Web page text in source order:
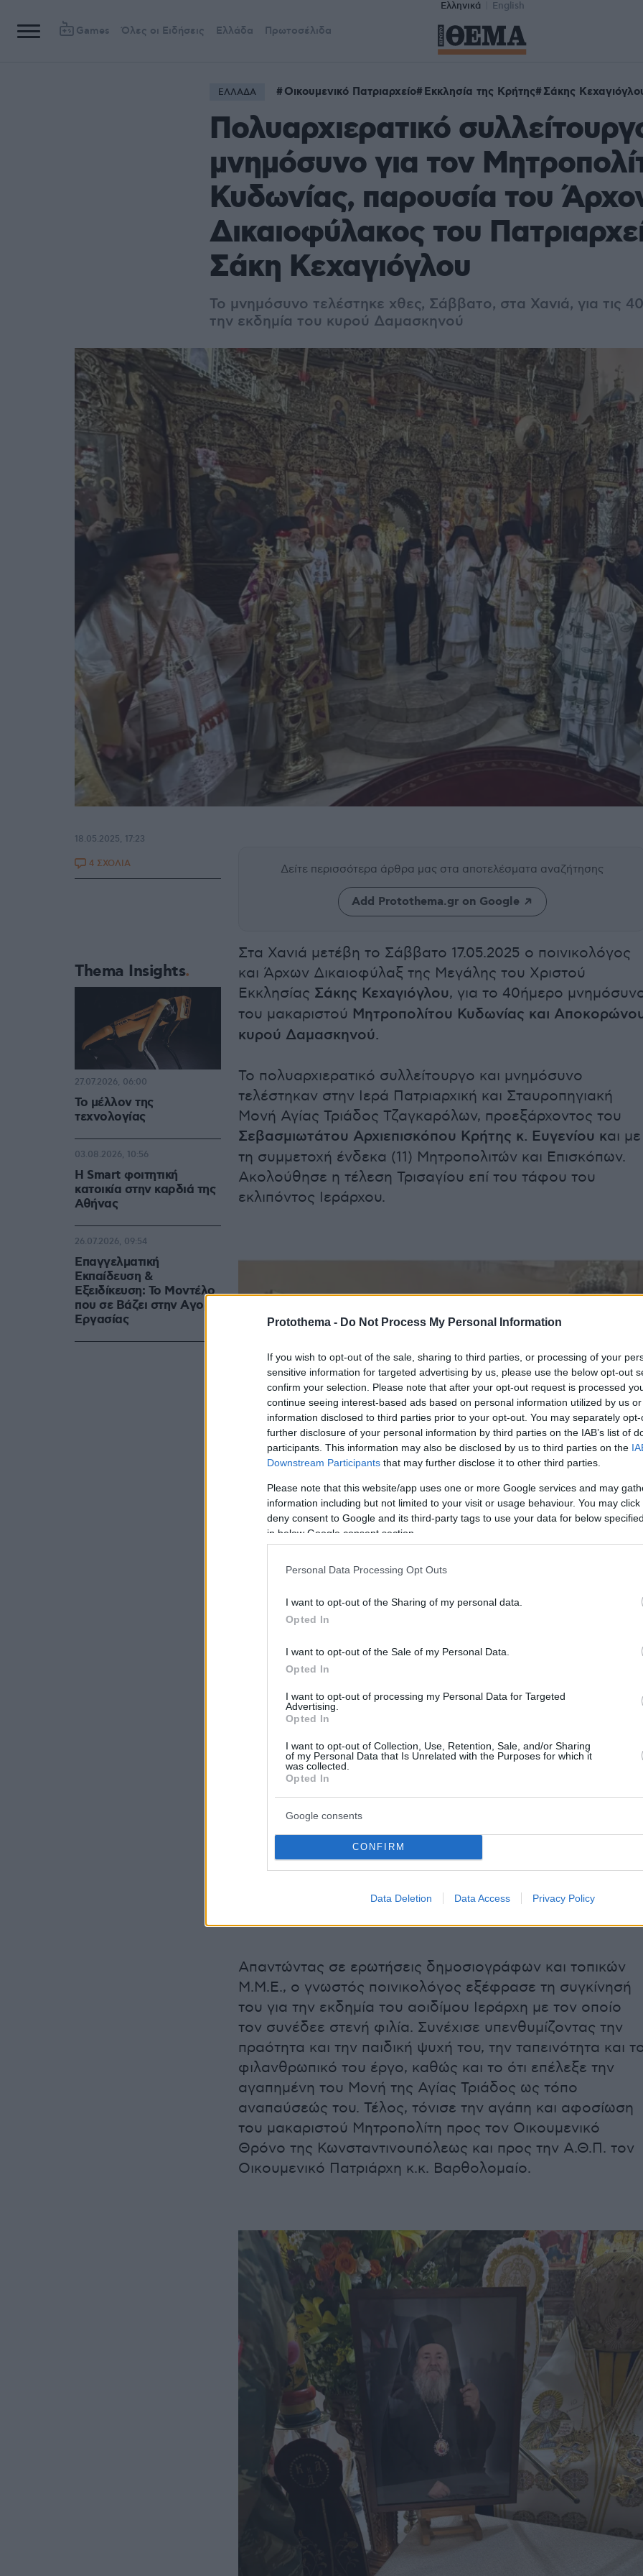
Protothema - Do Not Process My Personal Information
If you wish to opt-out of the sale, sharing to third parties, or processing of your
sensitive information for targeted advertising by us, please use the below opt-out
confirm your selection. Please note that after your opt-out request is processed
continue seeing interest-based ads based on personal information utilized by us
information disclosed to third parties prior to your opt-out. You may separately
further disclosure of your personal information by third parties on the IAB’s list of
participants. This information may also be disclosed by us to third parties on the
Downstream Participants that may further disclose it to other third parties.
Please note that this website/app uses one or more Google services and may
information including but not limited to your visit or usage behaviour. You may
deny consent to Google and its third-party tags to use your data for below
in below Google consent section.
Personal Data Processing Opt Outs
I want to opt-out of the Sharing of my personal data.
Opted In
I want to opt-out of the Sale of my Personal Data.
Opted In
I want to opt-out of processing my Personal Data for Targeted
Advertising.
Opted In
I want to opt-out of Collection, Use, Retention, Sale, and/or Sharing
of my Personal Data that Is Unrelated with the Purposes for which it
was collected.
Opted In
Google consents
CONFIRM
Data Deletion Data Access Privacy Policy
Ελληνικά English
Games Όλες οι Ειδήσεις Ελλάδα Πρωτοσέλιδα
ΕΛΛΑΔΑ Οικουμενικό Πατριαρχείο Εκκλησία της Κρήτης Σάκης
Πολυαρχιερατικό
μνημόσυνο για τον
Κυδωνίας, παρουσία του
Δικαιοφύλακος του
Σάκη Κεχαγιόγλου
Το μνημόσυνο τελέστηκε χθες, Σάββατο, στα Χανιά, για τις
την εκδημία του κυρού Δαμασκηνού
Δείτε περισσότερα άρθρα μας στα αποτελέσματα αναζήτησης
Add Protothema.gr on Google
Στα Χανιά μετέβη το Σάββατο 17.05.2025 ο ποινικολόγος
και Άρχων Δικαιοφύλαξ της Μεγάλης του Χριστού
Εκκλησίας Σάκης Κεχαγιόγλου, για το 40ήμερο
του μακαριστού Μητροπολίτου Κυδωνίας και
κυρού Δαμασκηνού.
Το πολυαρχιερατικό συλλείτουργο και μνημόσυνο
τελέστηκαν στην Ιερά Πατριαρχική και Σταυροπηγιακή
Μονή Αγίας Τριάδος Τζαγκαρόλων, προεξάρχοντος του
Σεβασμιωτάτου Αρχιεπισκόπου Κρήτης κ. Ευγενίου και με
τη συμμετοχή ένδεκα (11) Μητροπολιτών και Επισκόπων.
Ακολούθησε η τέλεση Τρισαγίου επί του τάφου του
εκλιπόντος Ιεράρχου.
Απαντώντας σε ερωτήσεις δημοσιογράφων και τοπικών
Μ.Μ.Ε., ο γνωστός ποινικολόγος εξέφρασε τη συγκίνησή
του για την εκδημία του αοιδίμου Ιεράρχη με τον οποίο
τον συνέδεε στενή φιλία. Συνέχισε υπενθυμίζοντας την
πραότητα και την παιδική ψυχή του, την ταπεινότητα και
φιλανθρωπικό του έργο, καθώς και το ότι επέλεξε την
αγαπημένη του Μονή της Αγίας Τριάδος ως τόπο
αναπαύσεώς του. Τέλος, τόνισε την αγάπη και αφοσίωση
του μακαριστού Μητροπολίτη προς τον Οικουμενικό
Θρόνο της Κωνσταντινουπόλεως και προς την Α.Θ.Π. τον
Οικουμενικό Πατριάρχη κ.κ. Βαρθολομαίο.
18.05.2025, 17:23
4 ΣΧΟΛΙΑ
Thema Insights
Το μέλλον της
τεχνολογίας
27.07.2026, 06:00
Η Smart φοιτητική
κατοικία στην καρδιά της
Αθήνας
03.08.2026, 10:56
Επαγγελματική
Εκπαίδευση &
Εξειδίκευση: Το Mοντέλο
που σε Bάζει στην Aγορά
Eργασίας
26.07.2026, 09:54